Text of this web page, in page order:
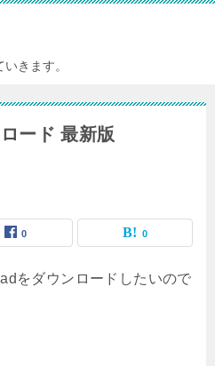
きます。
ード 最新版
0 0
をダウンロードしたいので